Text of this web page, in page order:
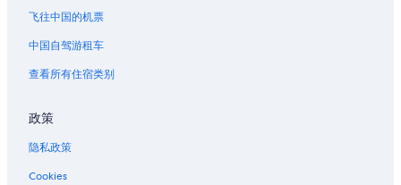
飞往中国的机票
中国自驾游租车
查看所有住宿类别
政策
隐私政策
Cookies